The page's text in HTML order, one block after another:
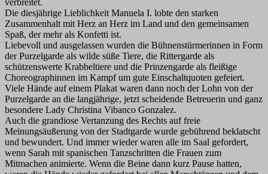
Die diesjährige Lieblichkeit Manuela I. lobte den starken
Zusammenhalt mit Herz an Herz im Land und den gemeinsamen
Spaß, der mehr als Konfetti ist.
Liebevoll und ausgelassen wurden die Bühnenstürmerinnen in Form
der Purzelgarde als wilde süße Tiere, die Rittergarde als
schützenswerte Krabbeltiere und die Prinzengarde als fleißige
Choreographinnen im Kampf um gute Einschaltquoten gefeiert.
Viele Hände auf einem Plakat waren dann noch der Lohn von der
Purzelgarde an die langjährige, jetzt scheidende Betreuerin und ganz
besondere Lady Christina Vibanco Gonzalez.
Auch die grandiose Vertanzung des Rechts auf freie
Meinungsäußerung von der Stadtgarde wurde gebührend beklatscht
und bewundert. Und immer wieder waren alle im Saal gefordert,
wenn Sarah mit spanischen Tanzschritten die Frauen zum
Mitmachen animierte. Wenn die Beine dann kurz Pause hatten,